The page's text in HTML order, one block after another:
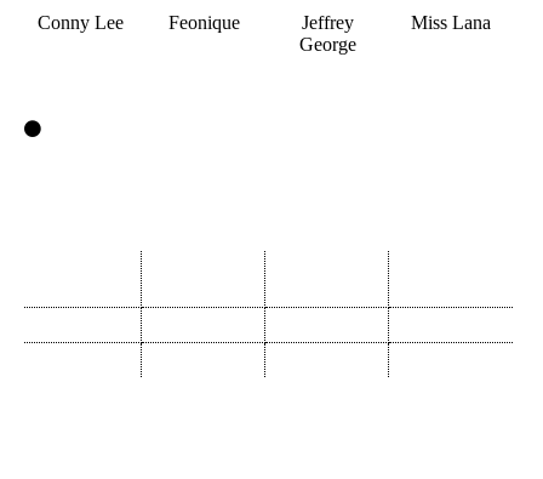
Conny Lee Feonique
Jeffrey
George
Miss Lana